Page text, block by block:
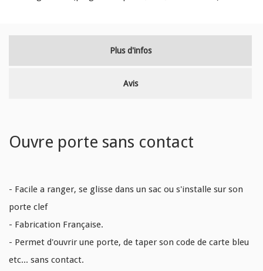
Plus d'infos
Avis
Ouvre porte sans contact
- Facile a ranger, se glisse dans un sac ou s'installe sur son
porte clef
- Fabrication Française.
- Permet d'ouvrir une porte, de taper son code de carte bleu
etc... sans contact.